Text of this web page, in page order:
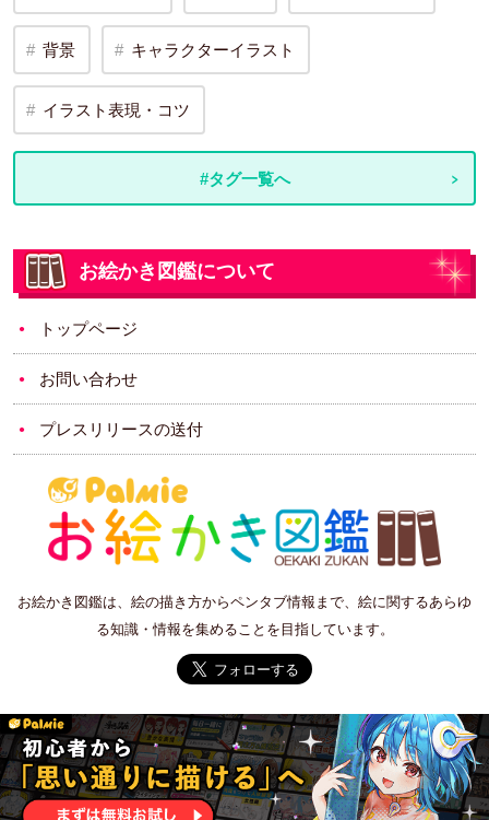
背景 キャラクターイラスト
イラスト表現・コツ
#タグ一覧へ
お絵かき図鑑について
トップページ
お問い合わせ
プレスリリースの送付
お絵かき図鑑は、絵の描き方からペンタブ情報まで、絵に関するあらゆ
る知識・情報を集めることを目指しています。